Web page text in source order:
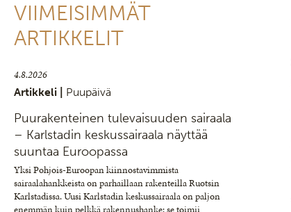
VIIMEISIMMÄT
ARTIKKELIT
4.8.2026
Artikkeli | Puupäivä
Puurakenteinen tulevaisuuden sairaala
– Karlstadin keskussairaala näyttää
suuntaa Euroopassa
Yksi Pohjois-Euroopan kiinnostavimmista
sairaalahankkeista on parhaillaan rakenteilla Ruotsin
Karlstadissa. Uusi Karlstadin keskussairaala on paljon